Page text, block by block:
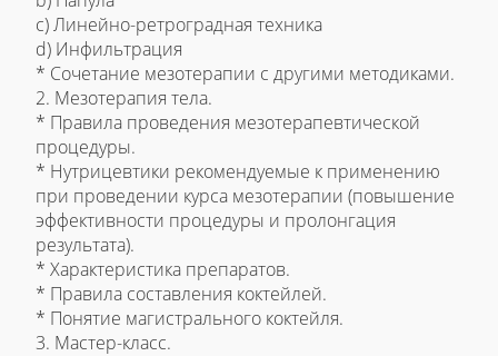
c) Линейно-ретроградная техника
d) Инфильтрация
* Сочетание мезотерапии с другими методиками.
2. Мезотерапия тела.
* Правила проведения мезотерапевтической
процедуры.
* Нутрицевтики рекомендуемые к применению
при проведении курса мезотерапии (повышение
эффективности процедуры и пролонгация
результата).
* Характеристика препаратов.
* Правила составления коктейлей.
* Понятие магистрального коктейля.
3. Мастер-класс.